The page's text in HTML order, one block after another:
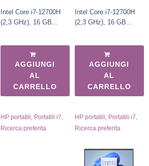
Intel Core i7-12700H
(2,3 GHz), 16 GB...
AGGIUNGI
AL
CARRELLO
HP portatili, Portatili i7,
Ricerca preferita
Intel Core i7-12700H
(2,3 GHz), 16 GB...
AGGIUNGI
AL
CARRELLO
HP portatili, Portatili i7,
Ricerca preferita